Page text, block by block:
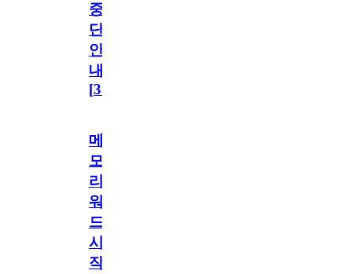
중
단
안
내
[31
메
모
리
워
드
시
작